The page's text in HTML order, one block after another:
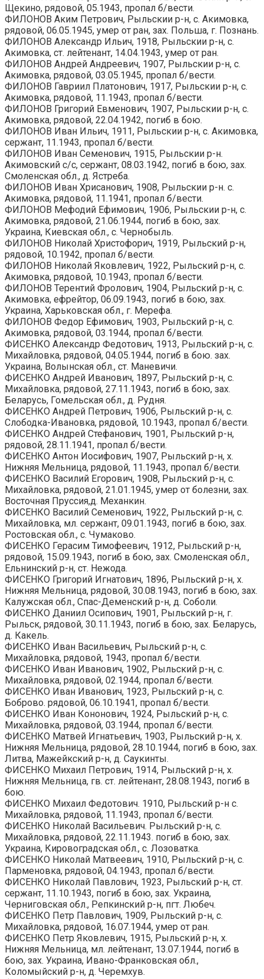
Щекино, рядовой, 05.1943, пропал б/вести.
ФИЛОНОВ Аким Петрович, Рыльскии р-н, с. Акимовка,
рядовой, 06.05.1945, умер от ран, зах. Польша, г. Познань.
ФИЛОНОВ Александр Ильич, 1918, Рыльскии р-н, с.
Акимовка, ст. лейтенант, 14.04.1943, умер от ран.
ФИЛОНОВ Андрей Андреевич, 1907, Рыльскии р-н, с.
Акимовка, рядовой, 03.05.1945, пропал б/вести.
ФИЛОНОВ Гавриил Платонович, 1917, Рыльскии р-н, с.
Акимовка, рядовой, 11.1943, пропал б/вести.
ФИЛОНОВ Григорий Евменович, 1907, Рыльскии р-н, с.
Акимовка, рядовой, 22.04.1942, погиб в бою.
ФИЛОНОВ Иван Ильич, 1911, Рыльскии р-н, с. Акимовка,
сержант, 11.1943, пропал б/вести.
ФИЛОНОВ Иван Семенович, 1915, Рыльскии р-н.
Акимовский с/с, сержант, 08.03.1942, погиб в бою, зах.
Смоленская обл., д. Ястреба.
ФИЛОНОВ Иван Хрисанович, 1908, Рыльскии р-н. с.
Акимовка, рядовой, 11.1941, пропал б/вести.
ФИЛОНОВ Мефодий Ефимович, 1906, Рыльскии р-н, с.
Акимовка, рядовой, 21.06.1944, погиб в бою, зах.
Украина, Киевская обл., с. Чернобыль.
ФИЛОНОВ Николай Христофорич, 1919, Рыльский р-н,
рядовой, 10.1942, пропал б/вести.
ФИЛОНОВ Николай Яковлевич, 1922, Рыльский р-н, с.
Акимовка, рядовой, 10.1943, пропал б/вести.
ФИЛОНОВ Терентий Фролович, 1904, Рыльский р-н, с.
Акимовка, ефрейтор, 06.09.1943, погиб в бою, зах.
Украина, Харьковская обл., г. Мерефа.
ФИЛОНОВ Федор Ефимович, 1903, Рыльский р-н, с.
Акимовка, рядовой, 03.1944, пропал б/вести.
ФИСЕНКО Александр Федотович, 1913, Рыльский р-н, с.
Михайловка, рядовой, 04.05.1944, погиб в бою. зах.
Украина, Волынская обл., ст. Маневичи.
ФИСЕНКО Андрей Иванович, 1897, Рыльский р-н, с.
Михайловка, рядовой, 27.11.1943, погиб в бою, зах.
Беларусь, Гомельская обл., д. Рудня.
ФИСЕНКО Андрей Петрович, 1906, Рыльский р-н, с.
Слободка-Ивановка, рядовой, 10.1943, пропал б/вести.
ФИСЕНКО Андрей Стефанович, 1901, Рыльский р-н,
рядовой, 28.11.1941, пропал б/вести.
ФИСЕНКО Антон Иосифович, 1907, Рыльский р-н, х.
Нижняя Мельница, рядовой, 11.1943, пропал б/вести.
ФИСЕНКО Василий Егорович, 1908, Рыльский р-н, с.
Михайловка, рядовой, 21.01.1945, умер от болезни, зах.
Восточная Пруссия,д. Механкин.
ФИСЕНКО Василий Семенович, 1922, Рыльский р-н, с.
Михайловка, мл. сержант, 09.01.1943, погиб в бою, зах.
Ростовская обл., с. Чумаково.
ФИСЕНКО Герасим Тимофеевич, 1912, Рыльский р-н,
рядовой, 15.09.1943, погиб в бою, зах. Смоленская обл.,
Ельнинский р-н, ст. Нежода.
ФИСЕНКО Григорий Игнатович, 1896, Рыльский р-н, х.
Нижняя Мельница, рядовой, 30.08.1943, погиб в бою, зах.
Калужская обл., Спас-Деменский р-н, д. Соболи.
ФИСЕНКО Даниил Осипович, 1901, Рыльский р-н, г.
Рыльск, рядовой, 30.11.1943, погиб в бою, зах. Беларусь,
д. Какель.
ФИСЕНКО Иван Васильевич, Рыльский р-н, с.
Михайловка, рядовой, 1943, пропал б/вести.
ФИСЕНКО Иван Иванович, 1902, Рыльский р-н, с.
Михайловка, рядовой, 02.1944, пропал б/вести.
ФИСЕНКО Иван Иванович, 1923, Рыльский р-н, с.
Боброво. рядовой, 06.10.1941, пропал б/вести.
ФИСЕНКО Иван Кононович, 1924, Рыльский р-н, с.
Михайловка, рядовой, 03.1944, пропал б/вести.
ФИСЕНКО Матвей Игнатьевич, 1903, Рыльский р-н, х.
Нижняя Мельница, рядовой, 28.10.1944, погиб в бою, зах.
Литва, Мажейкский р-н, д. Саукинты.
ФИСЕНКО Михаил Петрович, 1914, Рыльский р-н, х.
Нижняя Мельница, гв. ст. лейтенант, 28.08.1943, погиб в
бою.
ФИСЕНКО Михаил Федотович. 1910, Рыльский р-н с.
Михайловка, рядовой, 11.1943, пропал б/вести.
ФИСЕНКО Николай Васильевич. Рыльский р-н, с.
Михайловка, рядовой, 22.11.1943. погиб в бою, зах.
Украина, Кировоградская обл., с. Лозоватка.
ФИСЕНКО Николай Матвеевич, 1910, Рыльский р-н, с.
Парменовка, рядовой, 04.1943, пропал б/вести.
ФИСЕНКО Николай Павлович, 1923, Рыльский р-н, ст.
сержант, 11.10.1943, погиб в бою, зах. Украина,
Черниговская обл., Репкинский р-н, пгт. Любеч.
ФИСЕНКО Петр Павлович, 1909, Рыльский р-н, с.
Михайловка, рядовой, 16.07.1944, умер от ран.
ФИСЕНКО Петр Яковлевич, 1915, Рыльский р-н, х.
Нижняя Мельница, мл. лейтенант, 13.07.1944, погиб в
бою, зах. Украина, Ивано-Франковская обл.,
Коломыйский р-н, д. Черемхув.